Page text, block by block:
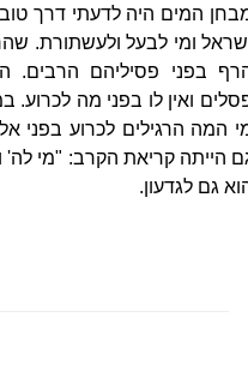
המים היה לדעתי דרך
ומי לבעל ולעשתורת.
בפני פסיליהם הרבים.
ואין לו בפני מה לכרוע.
המה הרגילים לכרוע בפני
הייתה קריאת הקרב: "מי לה'
גם לגדעון.